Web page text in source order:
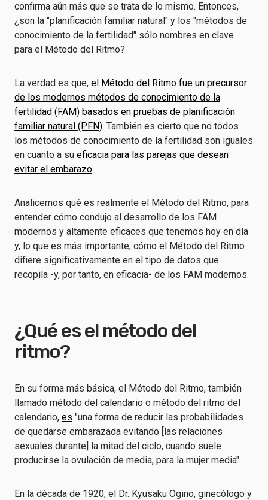
confirma aún más que se trata de lo mismo. Entonces,
¿son la "planificación familiar natural" y los "métodos de
conocimiento de la fertilidad" sólo nombres en clave
para el Método del Ritmo?
La verdad es que, el Método del Ritmo fue un precursor
de los modernos métodos de conocimiento de la
fertilidad (FAM) basados en pruebas de planificación
familiar natural (PFN). También es cierto que no todos
los métodos de conocimiento de la fertilidad son iguales
en cuanto a su eficacia para las parejas que desean
evitar el embarazo.
Analicemos qué es realmente el Método del Ritmo, para
entender cómo condujo al desarrollo de los FAM
modernos y altamente eficaces que tenemos hoy en día
y, lo que es más importante, cómo el Método del Ritmo
difiere significativamente en el tipo de datos que
recopila -y, por tanto, en eficacia- de los FAM modernos.
¿Qué es el método del
ritmo?
En su forma más básica, el Método del Ritmo, también
llamado método del calendario o método del ritmo del
calendario, es "una forma de reducir las probabilidades
de quedarse embarazada evitando [las relaciones
sexuales durante] la mitad del ciclo, cuando suele
producirse la ovulación de media, para la mujer media".
En la década de 1920, el Dr. Kyusaku Ogino, ginecólogo y